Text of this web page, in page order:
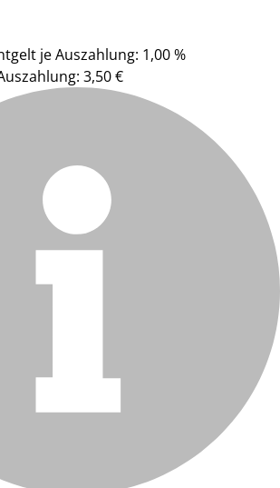
je Auszahlung: 1,00 %
3,50 €